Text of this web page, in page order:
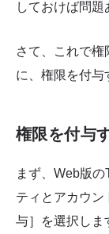
しておけば問題
さて、これで
に、権限を付与
権限を付与
まず、Web版
ティとアカウン
与］を選択しま